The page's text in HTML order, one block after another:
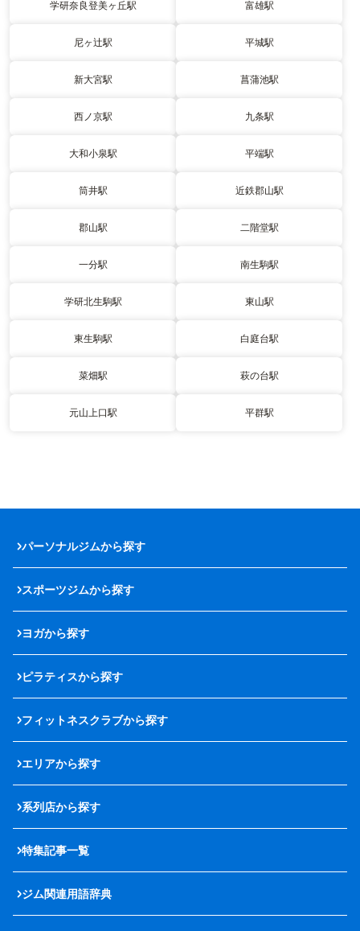
学研奈良登美ヶ丘駅 富雄駅
尼ヶ辻駅 平城駅
新大宮駅 菖蒲池駅
西ノ京駅 九条駅
大和小泉駅 平端駅
筒井駅 近鉄郡山駅
郡山駅 二階堂駅
一分駅 南生駒駅
学研北生駒駅 東山駅
東生駒駅 白庭台駅
菜畑駅 萩の台駅
元山上口駅 平群駅
パーソナルジムから探す
スポーツジムから探す
ヨガから探す
ピラティスから探す
フィットネスクラブから探す
エリアから探す
系列店から探す
特集記事一覧
ジム関連用語辞典